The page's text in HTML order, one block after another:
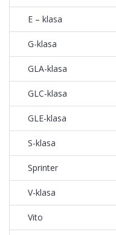
E – klasa
G-klasa
GLA-klasa
GLC-klasa
GLE-klasa
S-klasa
Sprinter
V-klasa
Vito